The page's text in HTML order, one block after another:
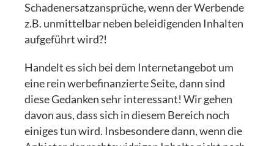
Schadenersatzansprüche, wenn der Werbende
z.B. unmittelbar neben beleidigenden Inhalten
aufgeführt wird?!
Handelt es sich bei dem Internetangebot um
eine rein werbefinanzierte Seite, dann sind
diese Gedanken sehr interessant! Wir gehen
davon aus, dass sich in diesem Bereich noch
einiges tun wird. Insbesondere dann, wenn die